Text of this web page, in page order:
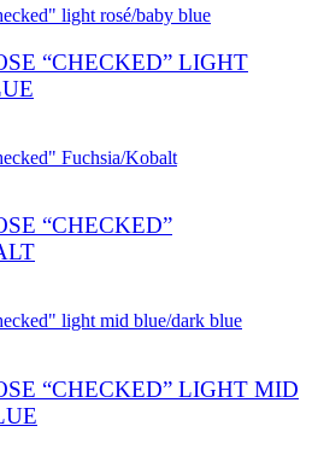
“CHECKED” LIGHT
“CHECKED”
“CHECKED” LIGHT MID